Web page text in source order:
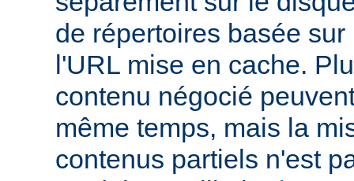
de répertoires basée
l'URL mise en cache.
contenu négocié
même temps, mais la
contenus partiels n'est